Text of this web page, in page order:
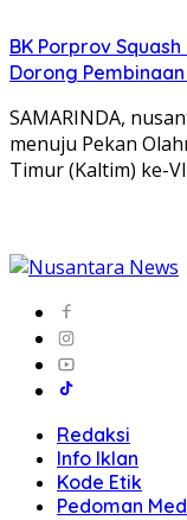
BK Porprov
Dorong
SAMARINDA,
menuju Pekan
Timur (Kaltim) ke-
Redaksi
Info Iklan
Kode Etik
Pedoman